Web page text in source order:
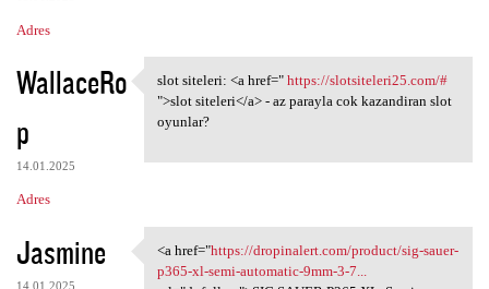
Adres
WallaceRo
p
14.01.2025
Adres
slot siteleri: <a href="
slot siteleri: <a href=" https://slotsiteleri25.com/#
">slot siteleri</a> - az parayla cok kazandiran slot
oyunlar?
Jasmine
14.01.2025
<a href="https://dropinalert
<a href="https://dropinalert.com/product/sig-sauer-
p365-xl-semi-automatic-9mm-3-7...